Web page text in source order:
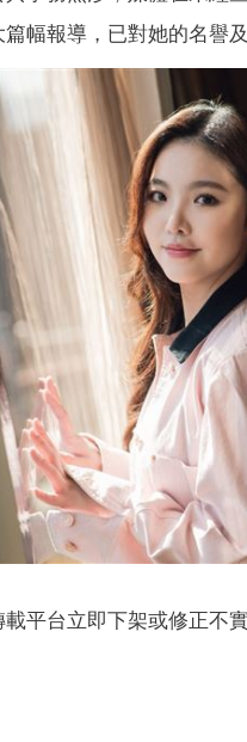
幅報導，已對她的名譽
平台立即下架或修正不